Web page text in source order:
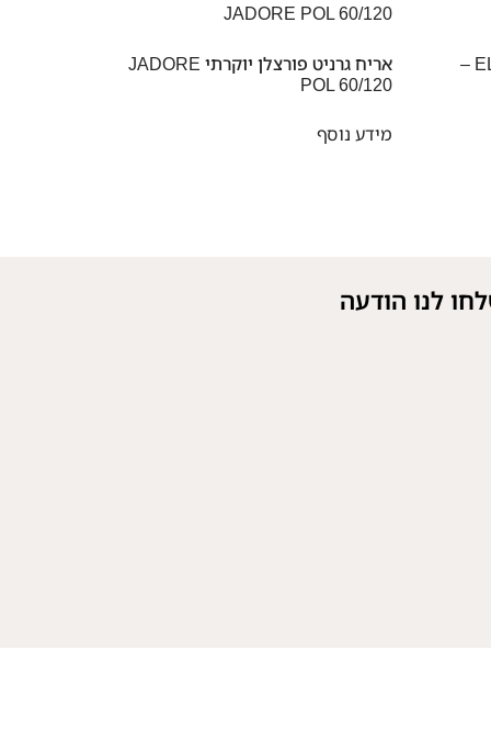
אריח מצויר ELEMENT baroque –
אריח גרניט פורצלן יוקרתי JADORE
POL 60/120
מידע נוסף
לנו הודעה